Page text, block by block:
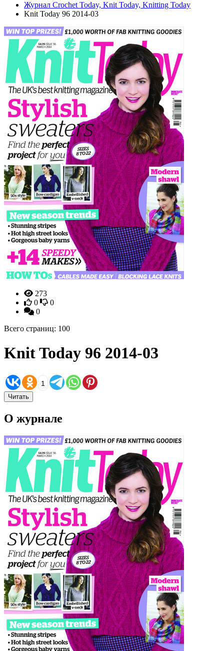
Журнал Crochet Today, Knit Today, Knitting Today
Knit Today 96 2014-03
273
0
0
0
Всего страниц: 100
Knit Today 96 2014-03
1
Читать
О журнале